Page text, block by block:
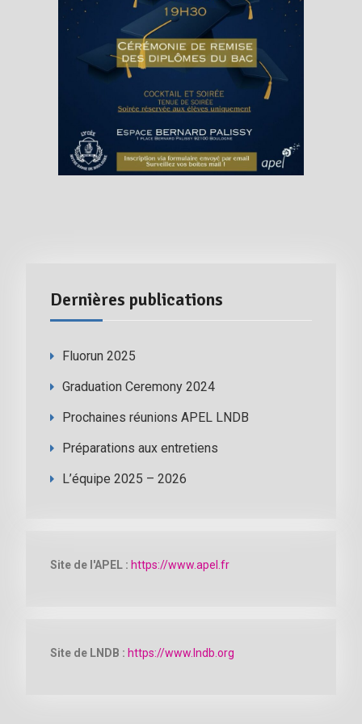
Dernières publications
Fluorun 2025
Graduation Ceremony 2024
Prochaines réunions APEL LNDB
Préparations aux entretiens
L’équipe 2025 – 2026
Site de l'APEL : https://www.apel.fr
Site de LNDB : https://www.lndb.org